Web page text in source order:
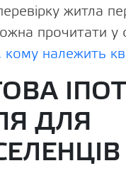
житла
прочитати у
кому належить
ДЛЯ